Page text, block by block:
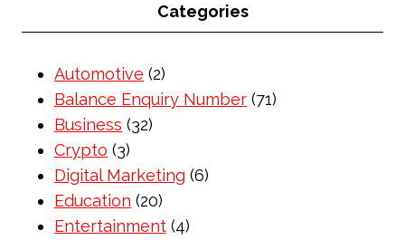
Categories
Automotive (2)
Balance Enquiry Number (71)
Business (32)
Crypto (3)
Digital Marketing (6)
Education (20)
Entertainment (4)